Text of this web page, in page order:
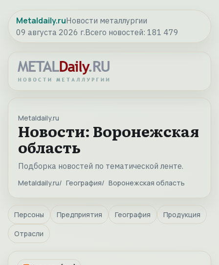
Metaldaily.ruНовости металлургии
09 августа 2026 г.Всего новостей: 181 479
Metaldaily.ru
Новости: Воронежская
область
Подборка новостей по тематической ленте.
Metaldaily.ru География Воронежская область
Персоны Предприятия География Продукция
Отрасли